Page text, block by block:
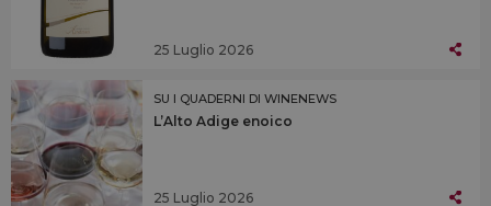
25 Luglio 2026
SU I QUADERNI DI WINENEWS
L’Alto Adige enoico
25 Luglio 2026